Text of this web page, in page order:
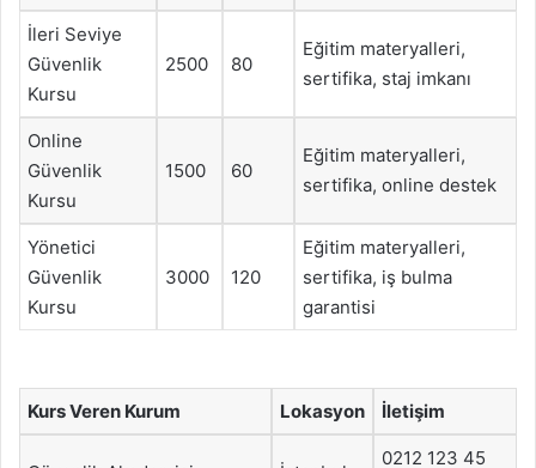
İleri Seviye
Güvenlik
Kursu
2500 80
Eğitim materyalleri,
sertifika, staj imkanı
Online
Güvenlik
Kursu
1500 60
Eğitim materyalleri,
sertifika, online destek
Yönetici
Güvenlik
Kursu
3000 120
Eğitim materyalleri,
sertifika, iş bulma
garantisi
Kurs Veren Kurum Lokasyon İletişim
0212 123 45